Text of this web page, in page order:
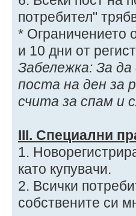
потребител"
* Ограничението
и 10 дни от
Забележка: За
поста на ден за
счита за спам и
ІIІ. Специални
1.
като купувачи.
2. Всички
собствените си